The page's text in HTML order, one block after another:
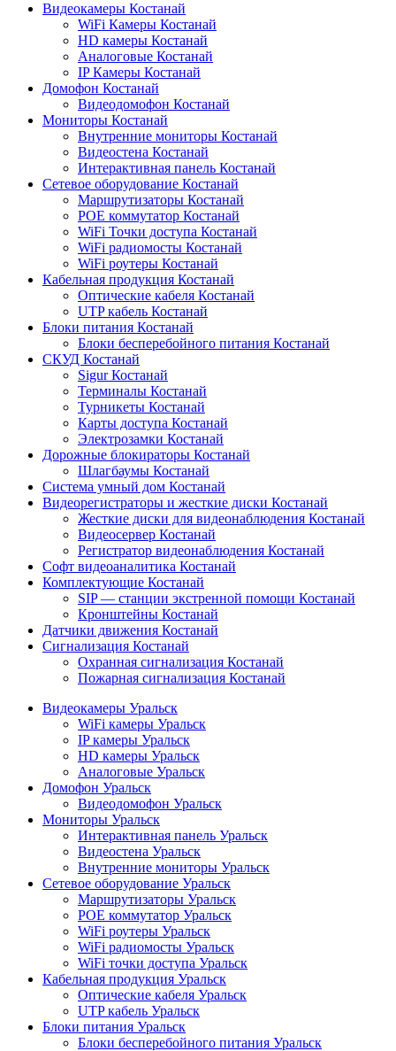
Видеокамеры Костанай
WiFi Камеры Костанай
HD камеры Костанай
Аналоговые Костанай
IP Камеры Костанай
Домофон Костанай
Видеодомофон Костанай
Мониторы Костанай
Внутренние мониторы Костанай
Видеостена Костанай
Интерактивная панель Костанай
Сетевое оборудование Костанай
Маршрутизаторы Костанай
POE коммутатор Костанай
WiFi Точки доступа Костанай
WiFi радиомосты Костанай
WiFi роутеры Костанай
Кабельная продукция Костанай
Оптические кабеля Костанай
UTP кабель Костанай
Блоки питания Костанай
Блоки бесперебойного питания Костанай
СКУД Костанай
Sigur Костанай
Терминалы Костанай
Турникеты Костанай
Карты доступа Костанай
Электрозамки Костанай
Дорожные блокираторы Костанай
Шлагбаумы Костанай
Система умный дом Костанай
Видеорегистраторы и жесткие диски Костанай
Жесткие диски для видеонаблюдения Костанай
Видеосервер Костанай
Регистратор видеонаблюдения Костанай
Софт видеоаналитика Костанай
Комплектующие Костанай
SIP — станции экстренной помощи Костанай
Кронштейны Костанай
Датчики движения Костанай
Сигнализация Костанай
Охранная сигнализация Костанай
Пожарная сигнализация Костанай
Видеокамеры Уральск
WiFi камеры Уральск
IP камеры Уральск
HD камеры Уральск
Аналоговые Уральск
Домофон Уральск
Видеодомофон Уральск
Мониторы Уральск
Интерактивная панель Уральск
Видеостена Уральск
Внутренние мониторы Уральск
Сетевое оборудование Уральск
Маршрутизаторы Уральск
POE коммутатор Уральск
WiFi роутеры Уральск
WiFi радиомосты Уральск
WiFi точки доступа Уральск
Кабельная продукция Уральск
Оптические кабеля Уральск
UTP кабель Уральск
Блоки питания Уральск
Блоки бесперебойного питания Уральск